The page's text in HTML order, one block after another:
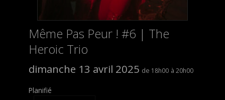
Même Pas Peur ! #6 | The
Heroic Trio
dimanche 13 avril 2025 18h00 20h00
Planifié